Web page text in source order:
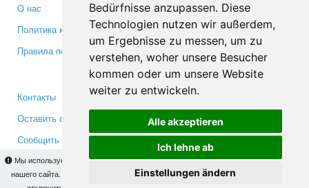
Bedürfnisse anzupassen. Diese
Technologien nutzen wir außerdem,
um Ergebnisse zu messen, um zu
verstehen, woher unsere Besucher
kommen oder um unsere Website
weiter zu entwickeln.
Alle akzeptieren
Ich lehne ab
Einstellungen ändern
Мы используем cookies для того, чтобы Вы могли использовать весь функционал
нашего сайта. На
Вы сможете узнать подробности и, при желании,
О нас
Политика конфиденциальности
Правила пользования
Партнерам
Инвесторам
Медиа
Контакты
Оставить отзыв
Сообщить об ошибке
Facebook
Twitter
YouTube
Google+